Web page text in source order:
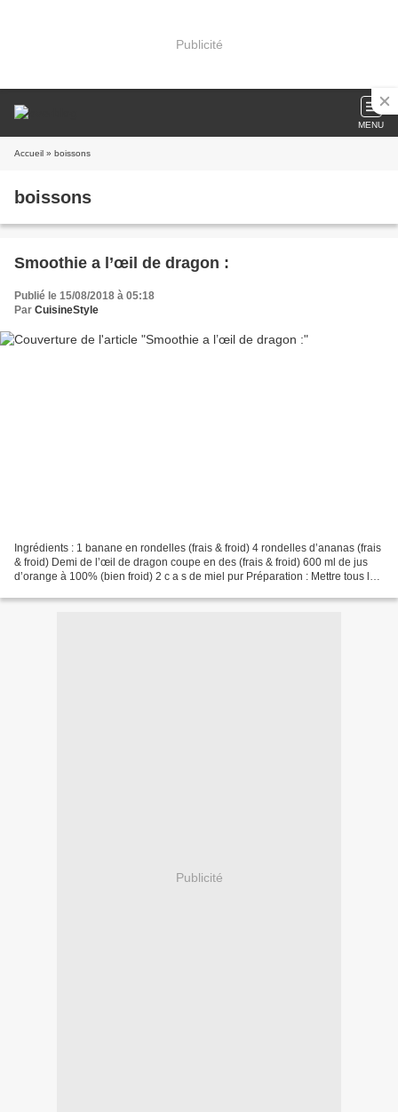
Publicité
MENU
Accueil » boissons
boissons
Smoothie a l’œil de dragon :
Publié le 15/08/2018 à 05:18
Par CuisineStyle
Ingrédients : 1 banane en rondelles (frais & froid) 4 rondelles d’ananas (frais
& froid) Demi de l’œil de dragon coupe en des (frais & froid) 600 ml de jus
d’orange à 100% (bien froid) 2 c a s de miel pur Préparation : Mettre tous les
Publicité